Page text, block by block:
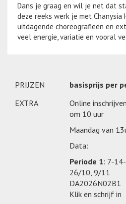
Dans je graag en wil je net dat
deze reeks werk je met
uitdagende choreografieën en
veel energie, variatie en vooral
PRIJZEN basisprijs per
EXTRA
Online
om 10 uur
Maandag van
Data:
Periode 1: 7-
26/10, 9/11
DA2026N02B1
Klik en schrijf